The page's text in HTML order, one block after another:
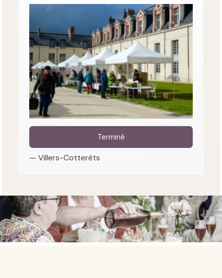
Terminé
— Villers-Cotterêts